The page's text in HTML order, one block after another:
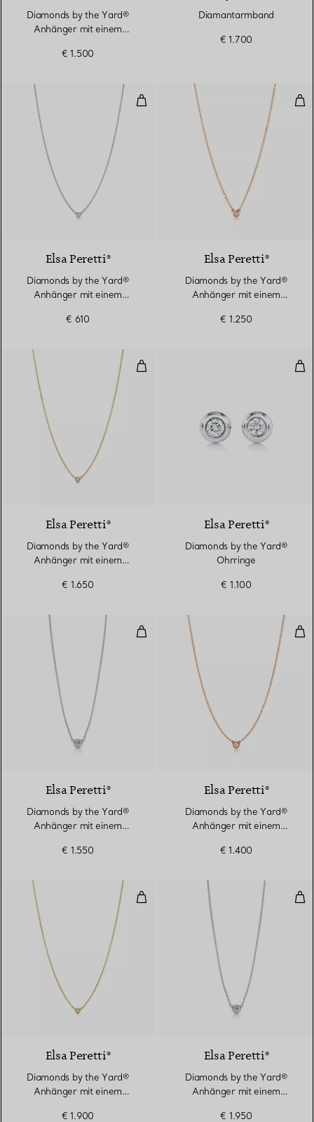
Diamonds by the Yard®
Anhänger mit einem
€ 1.500
Diamantarmband
€ 1.700
Diamonds by the Yard®
Elsa Peretti®
Diamonds by the Yard®
Anhänger mit einem
€ 610
Elsa Peretti®
Diamonds by the Yard®
Anhänger mit einem
€ 1.250
Diamonds by the Yard®
Elsa Peretti®
Diamonds by the Yard®
Anhänger mit einem
€ 1.650
Elsa Peretti®
Diamonds by the Yard®
Ohrringe
€ 1.100
Diamonds by the Yard®
2 Materialien
Elsa Peretti®
Diamonds by the Yard®
Anhänger mit einem
€ 1.550
Elsa Peretti®
Diamonds by the Yard®
Anhänger mit einem
€ 1.400
Diamonds by the Yard®
2 Materialien
Elsa Peretti®
Diamonds by the Yard®
Anhänger mit einem
€ 1.900
Elsa Peretti®
Diamonds by the Yard®
Anhänger mit einem
€ 1.950